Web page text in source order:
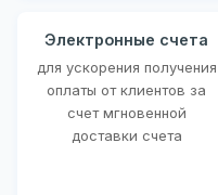
Электронные счета
для ускорения получения
оплаты от клиентов за
счет мгновенной
доставки счета